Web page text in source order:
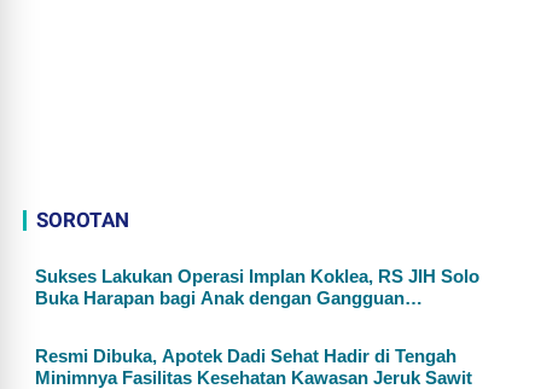
SOROTAN
Sukses Lakukan Operasi Implan Koklea, RS JIH Solo
Buka Harapan bagi Anak dengan Gangguan
Resmi Dibuka, Apotek Dadi Sehat Hadir di Tengah
Minimnya Fasilitas Kesehatan Kawasan Jeruk Sawit